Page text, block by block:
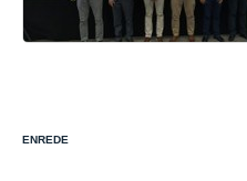
ENREDE